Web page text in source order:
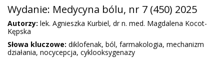
Wydanie: Medycyna bólu, nr 7 (450) 2025
Autorzy: lek. Agnieszka Kurbiel, dr n. med. Magdalena Kocot-
Kępska
Słowa kluczowe: diklofenak, ból, farmakologia, mechanizm
działania, nocycepcja, cyklooksygenazy